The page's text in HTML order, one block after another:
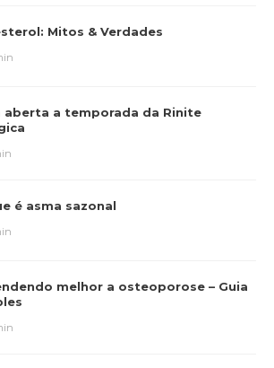
Mitos & Verdades
aberta a temporada da Rinite
é asma sazonal
melhor a osteoporose – Guia